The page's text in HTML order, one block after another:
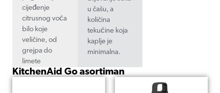
cijeđenje
citrusnog voća
bilo koje
veličine, od
grejpa do
limete
u čašu, a
količina
tekućine koja
kaplje je
minimalna.
KitchenAid Go asortiman